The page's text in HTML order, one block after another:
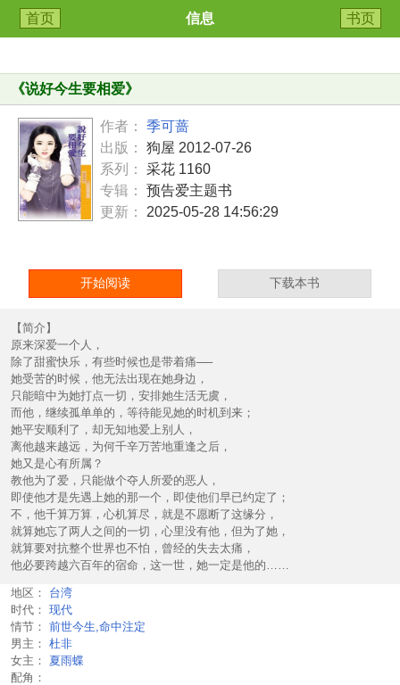
首页 信息 书页
《说好今生要相爱》
作者：
季可蔷
出版：
狗屋 2012-07-26
系列：
采花 1160
专辑：
预告爱主题书
更新：
2025-05-28 14:56:29
开始阅读 下载本书
【简介】
原来深爱一个人，
除了甜蜜快乐，有些时候也是带着痛──
她受苦的时候，他无法出现在她身边，
只能暗中为她打点一切，安排她生活无虞，
而他，继续孤单单的，等待能见她的时机到来；
她平安顺利了，却无知地爱上别人，
离他越来越远，为何千辛万苦地重逢之后，
她又是心有所属？
教他为了爱，只能做个夺人所爱的恶人，
即使他才是先遇上她的那一个，即使他们早已约定了；
不，他千算万算，心机算尽，就是不愿断了这缘分，
就算她忘了两人之间的一切，心里没有他，但为了她，
就算要对抗整个世界也不怕，曾经的失去太痛，
他必要跨越六百年的宿命，这一世，她一定是他的……
地区：
台湾
时代： 现代
情节： 前世今生,命中注定
男主： 杜非
女主：
夏雨蝶
配角：